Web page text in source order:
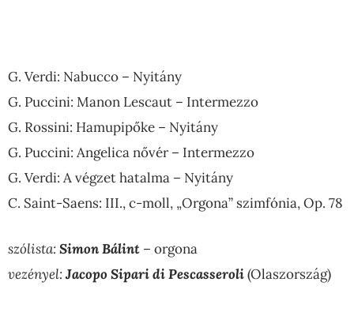
G. Verdi: Nabucco – Nyitány
G. Puccini: Manon Lescaut – Intermezzo
G. Rossini: Hamupipőke – Nyitány
G. Puccini: Angelica nővér – Intermezzo
G. Verdi: A végzet hatalma – Nyitány
C. Saint-Saens: III., c-moll, „Orgona” szimfónia, Op. 78
szólista:Simon Bálint – orgona
vezényel:Jacopo Sipari di Pescasseroli(Olaszország)